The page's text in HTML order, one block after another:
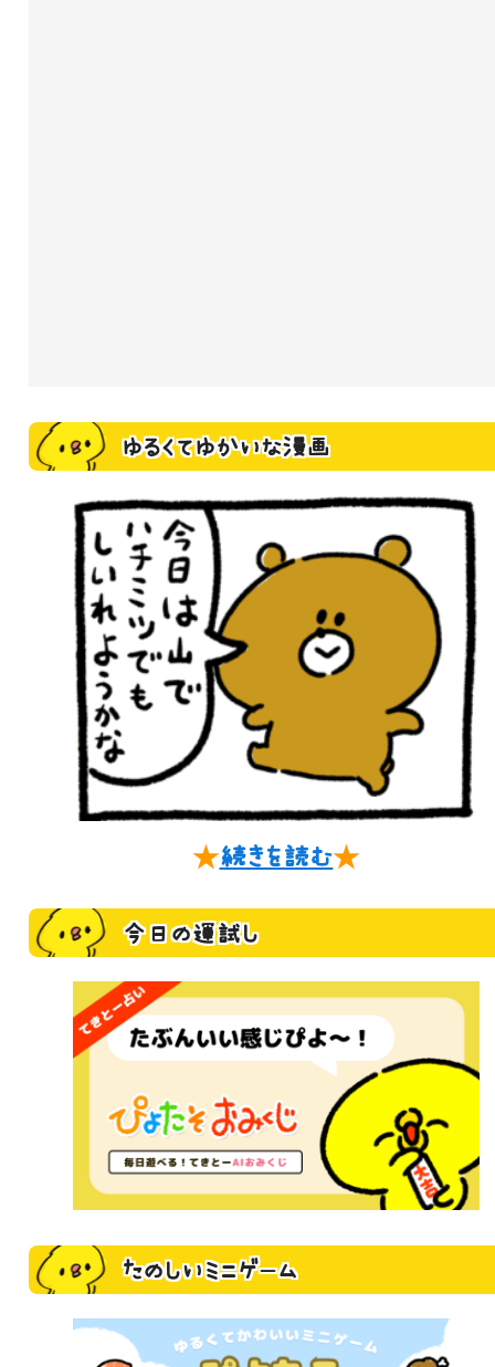
ゆるくてゆかいな漫画
★続きを読む★
今日の運試し
たのしいミニゲーム